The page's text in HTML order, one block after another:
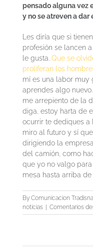
pensado alguna vez
y no se atreven a dar
Les diría que si
profesión se lancen
le gusta. Que se
proliferan los
mí es una labor muy
aprendes algo
me arrepiento de la
diga, estoy harta de
ocurrir te dediques a
miro al futuro y sí
dirigiendo la
del camión, como
que yo no valgo
mesa hasta arriba
By Comunicacion Tradisna
noticias
Comentarios